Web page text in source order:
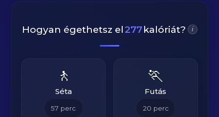
Hogyan égethetsz el 277kalóriát? i
🚶
Séta
57 perc
🏃
Futás
20 perc